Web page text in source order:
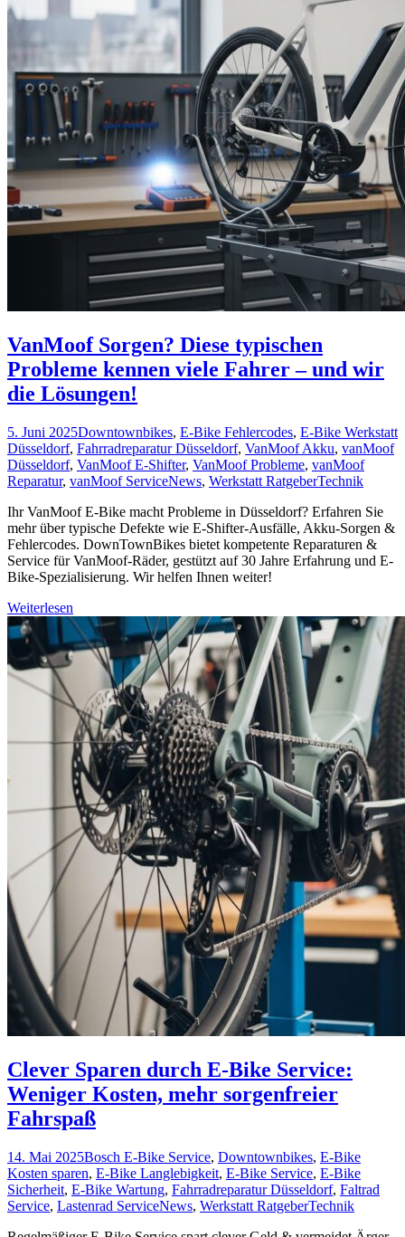
VanMoof Sorgen? Diese typischen
Probleme kennen viele Fahrer – und wir
die Lösungen!
5. Juni 2025Downtownbikes, E-Bike Fehlercodes, E-Bike Werkstatt
Düsseldorf, Fahrradreparatur Düsseldorf, VanMoof Akku, vanMoof
Düsseldorf, VanMoof E-Shifter, VanMoof Probleme, vanMoof
Reparatur, vanMoof ServiceNews, Werkstatt RatgeberTechnik
Ihr VanMoof E-Bike macht Probleme in Düsseldorf? Erfahren Sie
mehr über typische Defekte wie E-Shifter-Ausfälle, Akku-Sorgen &
Fehlercodes. DownTownBikes bietet kompetente Reparaturen &
Service für VanMoof-Räder, gestützt auf 30 Jahre Erfahrung und E-
Bike-Spezialisierung. Wir helfen Ihnen weiter!
Weiterlesen
Clever Sparen durch E-Bike Service:
Weniger Kosten, mehr sorgenfreier
Fahrspaß
14. Mai 2025Bosch E-Bike Service, Downtownbikes, E-Bike
Kosten sparen, E-Bike Langlebigkeit, E-Bike Service, E-Bike
Sicherheit, E-Bike Wartung, Fahrradreparatur Düsseldorf, Faltrad
Service, Lastenrad ServiceNews, Werkstatt RatgeberTechnik